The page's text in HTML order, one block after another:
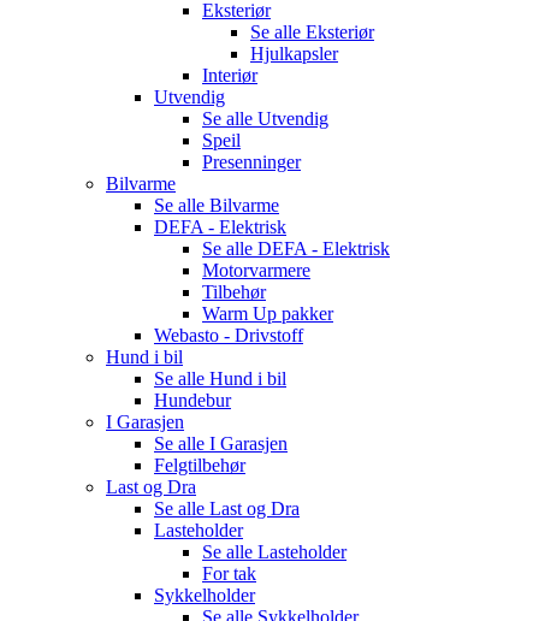
Eksteriør
Se alle Eksteriør
Hjulkapsler
Interiør
Utvendig
Se alle Utvendig
Speil
Presenninger
Bilvarme
Se alle Bilvarme
DEFA - Elektrisk
Se alle DEFA - Elektrisk
Motorvarmere
Tilbehør
Warm Up pakker
Webasto - Drivstoff
Hund i bil
Se alle Hund i bil
Hundebur
I Garasjen
Se alle I Garasjen
Felgtilbehør
Last og Dra
Se alle Last og Dra
Lasteholder
Se alle Lasteholder
For tak
Sykkelholder
Se alle Sykkelholder